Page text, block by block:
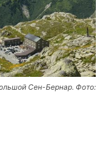
Сен-Бернар. Фото: